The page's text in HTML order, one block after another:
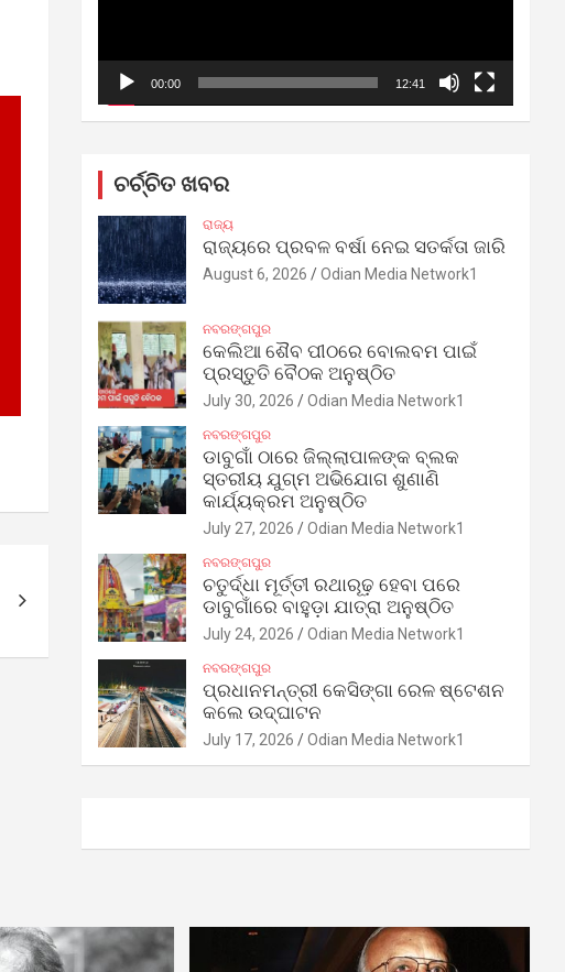
00:00 12:41
ଚର୍ଚ୍ଚିତ ଖବର
ରାଜ୍ୟ
ରାଜ୍ୟରେ ପ୍ରବଳ ବର୍ଷା ନେଇ ସତର୍କତା ଜାରି
August 6, 2026 Odian Media Network1
ନବରଙ୍ଗପୁର
କେଲିଆ ଶୈବ ପୀଠରେ ବୋଲବମ ପାଇଁ
ପ୍ରସ୍ତୁତି ବୈଠକ ଅନୁଷ୍ଠିତ
July 30, 2026 Odian Media Network1
ନବରଙ୍ଗପୁର
ଡାବୁଗାଁ ଠାରେ ଜିଲ୍ଲାପାଳଙ୍କ ବ୍ଲକ
ସ୍ତରୀୟ ଯୁଗ୍ମ ଅଭିଯୋଗ ଶୁଣାଣି
କାର୍ଯ୍ୟକ୍ରମ ଅନୁଷ୍ଠିତ
July 27, 2026 Odian Media Network1
ନବରଙ୍ଗପୁର
ଚତୁର୍ଦ୍ଧା ମୂର୍ତ୍ତୀ ରଥାରୂଢ଼ ହେବା ପରେ
ଡାବୁଗାଁରେ ବାହୁଡ଼ା ଯାତ୍ରା ଅନୁଷ୍ଠିତ
July 24, 2026 Odian Media Network1
ନବରଙ୍ଗପୁର
ପ୍ରଧାନମନ୍ତ୍ରୀ କେସିଙ୍ଗା ରେଳ ଷ୍ଟେଶନ
କଲେ ଉଦ୍‌ଘାଟନ
July 17, 2026 Odian Media Network1